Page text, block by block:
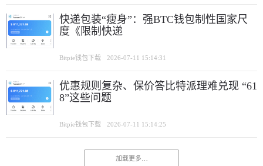
快递包装“瘦身”：强BTC钱包制性国家尺
度《限制快递
Bitpie钱包下载 2026-07-11 15:14:31
优惠规则复杂、保价答比特派理难兑现 “61
8”这些问题
Bitpie钱包下载 2026-07-11 15:14:25
加载更多…